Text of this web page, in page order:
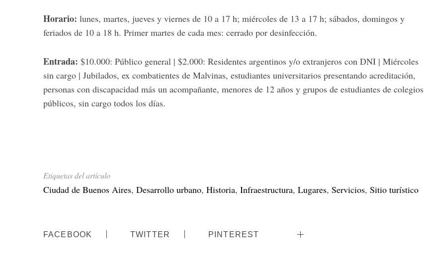
Horario: lunes, martes, jueves y viernes de 10 a 17 h; miércoles de 13 a 17 h; sábados, domingos y
feriados de 10 a 18 h. Primer martes de cada mes: cerrado por desinfección.
Entrada: $10.000: Público general | $2.000: Residentes argentinos y/o extranjeros con DNI | Miércoles
sin cargo | Jubilados, ex combatientes de Malvinas, estudiantes universitarios presentando acreditación,
personas con discapacidad más un acompañante, menores de 12 años y grupos de estudiantes de colegios
públicos, sin cargo todos los días.
Etiquetas del artículo
Ciudad de Buenos Aires, Desarrollo urbano, Historia, Infraestructura, Lugares, Servicios, Sitio turístico
FACEBOOK TWITTER PINTEREST